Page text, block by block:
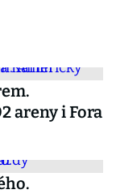
areny i Fora